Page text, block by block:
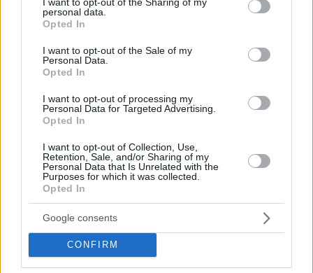
grant or deny consent to Google and its third-party tags to
use your data for below specified purposes in below Google
consent section.
personal data.
Opted In
I want to opt-out of the Sale of my
Personal Data.
Opted In
I want to opt-out of processing my
Personal Data for Targeted Advertising.
Opted In
I want to opt-out of Collection, Use,
Retention, Sale, and/or Sharing of my
Personal Data that Is Unrelated with the
Purposes for which it was collected.
Opted In
Google consents
CONFIRM
Από brunch μέχρι δείπνο δίπλα
στο κύμα: Γιατί στο Bolivar πας
Περιπέτεια, χαλάρωση ή δροσιά;
Βρήκαμε το ρόφημα που θα
Starbucks
Πλαζ Βάρκιζας: Ξεμπλοκάρει η
επένδυση των 15 εκατ. – Η νέα
εποχή για την ιστορική πλαζ της
Αθηναϊκής Ριβιέρας